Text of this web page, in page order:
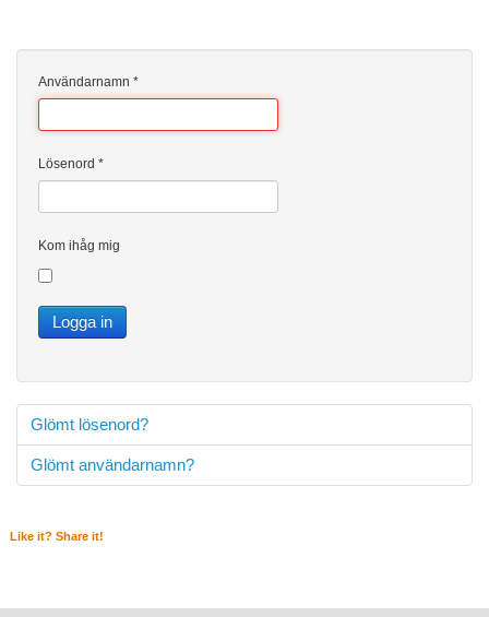
Användarnamn *
Lösenord *
Kom ihåg mig
Logga in
Glömt lösenord?
Glömt användarnamn?
Like it? Share it!